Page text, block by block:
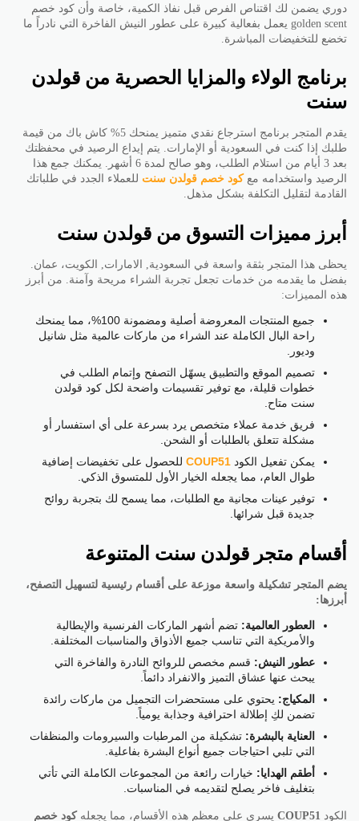
دوري يضمن لك اقتناص الفرص قبل نفاذ الكمية، خاصة وأن كود خصم
golden scent يعمل بفعالية كبيرة على عطور النيش الفاخرة التي نادراً ما
تخضع للتخفيضات المباشرة.
برنامج الولاء والمزايا الحصرية من قولدن
سنت
يقدم المتجر برنامج استرجاع نقدي متميز يمنحك 5% كاش باك من قيمة
طلبك إذا كنت في السعودية أو الإمارات. يتم إيداع الرصيد في محفظتك
بعد 3 أيام من استلام الطلب، وهو صالح لمدة 6 أشهر. يمكنك جمع هذا
الرصيد واستخدامه معكود خصم قولدن سنت للعملاء الجدد في طلباتك
القادمة لتقليل التكلفة بشكل مذهل.
أبرز مميزات التسوق من قولدن سنت
يحظى هذا المتجر بثقة واسعة في السعودية, الامارات, الكويت، عمان.
بفضل ما يقدمه من خدمات تجعل تجربة الشراء مريحة وآمنة. من أبرز
هذه المميزات:
جميع المنتجات المعروضة أصلية ومضمونة 100%، مما يمنحك
راحة البال الكاملة عند الشراء من ماركات عالمية مثل شانيل
وديور.
تصميم الموقع والتطبيق يسهّل التصفح وإتمام الطلب في
خطوات قليلة، مع توفير تقسيمات واضحة لكل كود قولدن
سنت متاح.
فريق خدمة عملاء متخصص يرد بسرعة على أي استفسار أو
مشكلة تتعلق بالطلبات أو الشحن.
يمكن تفعيل الكود COUP51 للحصول على تخفيضات إضافية
طوال العام، مما يجعله الخيار الأول للمتسوق الذكي.
توفير عينات مجانية مع الطلبات، مما يسمح لك بتجربة روائح
جديدة قبل شرائها.
أقسام متجر قولدن سنت المتنوعة
يضم المتجر تشكيلة واسعة موزعة على أقسام رئيسية لتسهيل التصفح،
أبرزها:
العطور العالمية: تضم أشهر الماركات الفرنسية والإيطالية
والأمريكية التي تناسب جميع الأذواق والمناسبات المختلفة.
عطور النيش: قسم مخصص للروائح النادرة والفاخرة التي
يبحث عنها عشاق التميز والانفراد دائماً.
المكياج: يحتوي على مستحضرات التجميل من ماركات رائدة
تضمن لكِ إطلالة احترافية وجذابة يومياً.
العناية بالبشرة: تشكيلة من المرطبات والسيرومات والمنظفات
التي تلبي احتياجات جميع أنواع البشرة بفاعلية.
أطقم الهدايا: خيارات رائعة من المجموعات الكاملة التي تأتي
بتغليف فاخر يصلح لتقديمه في المناسبات.
الكود COUP51 يسري على معظم هذه الأقسام، مما يجعله كود خصم